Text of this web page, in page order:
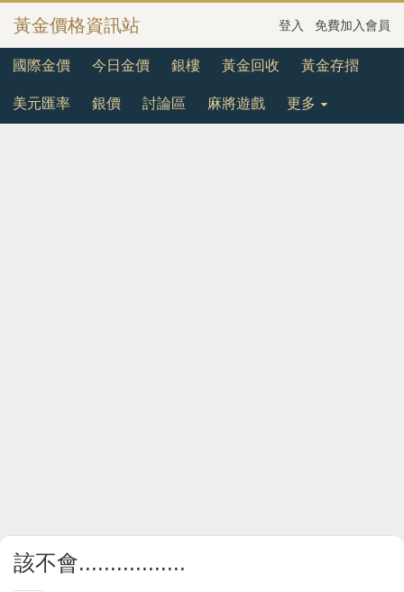
黃金價格資訊站 登入 免費加入會員
國際金價 今日金價 銀樓 黃金回收 黃金存摺
美元匯率 銀價 討論區 麻將遊戲 更多
該不會.................